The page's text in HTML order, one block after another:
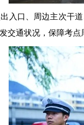
口、周边主次干道
交通状况，保障考